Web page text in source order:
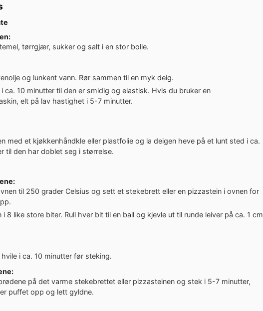
tørrgjær, sukker og salt i en stor bolle.
og lunkent vann. Rør sammen til en myk deig.
i ca. 10 minutter til den er smidig og elastisk. Hvis du bruker en
elt på lav hastighet i 5-7 minutter.
med et kjøkkenhåndkle eller plastfolie og la deigen heve på et lunt sted i ca.
til den har doblet seg i størrelse.
til 250 grader Celsius og sett et stekebrett eller en pizzastein i ovnen for
i 8 like store biter. Rull hver bit til en ball og kjevle ut til runde leiver på ca. 1 cm
hvile i ca. 10 minutter før steking.
på det varme stekebrettet eller pizzasteinen og stek i 5-7 minutter,
puffet opp og lett gyldne.